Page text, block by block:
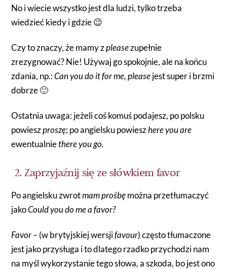
No i wiecie wszystko jest dla ludzi, tylko trzeba
wiedzieć kiedy i gdzie 😉
Czy to znaczy, że mamy zpleasezupełnie
zrezygnować? Nie! Używaj go spokojnie, ale na końcu
zdania, np.:Can you do it for me, pleasejest super i brzmi
dobrze 🙂
Ostatnia uwaga: jeżeli coś komuś podajesz, po polsku
powieszproszę; po angielsku powieszhere you are
ewentualniethere you go.
2. Zaprzyjaźnij się ze słówkiem favor
Po angielsku zwrotmam prośbęmożna przetłumaczyć
jakoCould you do me a favor?
Favor – (w brytyjskiej wersjifavour) często tłumaczone
jest jako przysługa i to dlatego rzadko przychodzi nam
na myśl wykorzystanie tego słowa, a szkoda, bo jest ono